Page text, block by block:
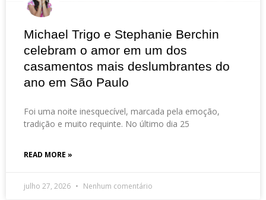
Michael Trigo e Stephanie Berchin
celebram o amor em um dos
casamentos mais deslumbrantes do
ano em São Paulo
Foi uma noite inesquecível, marcada pela emoção,
tradição e muito requinte. No último dia 25
READ MORE »
julho 27, 2026 Nenhum comentário